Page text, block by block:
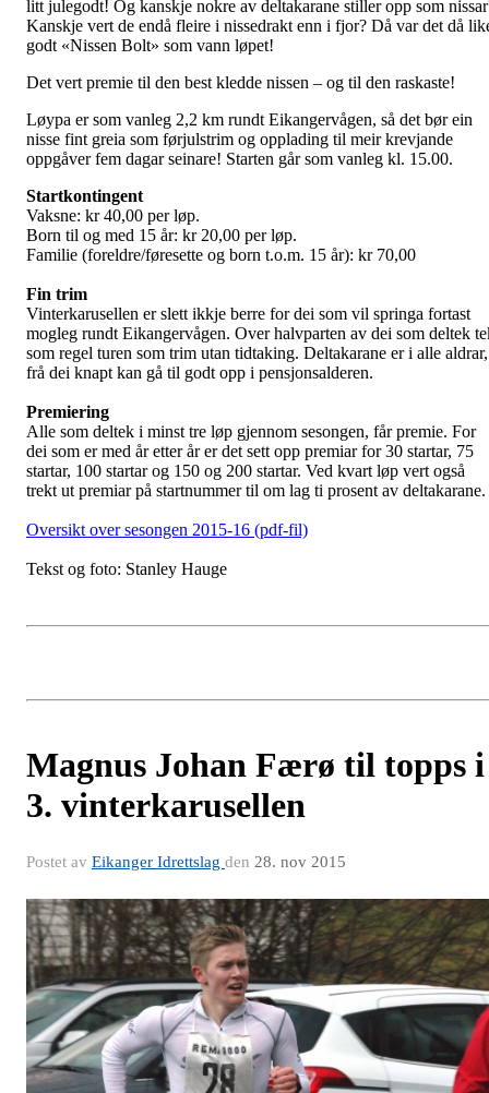
litt julegodt! Og kanskje nokre av deltakarane stiller opp som
Kanskje vert de endå fleire i nissedrakt enn i fjor? Då var det då
godt «Nissen Bolt» som vann løpet!
Det vert premie til den best kledde nissen – og til den raskaste!
Løypa er som vanleg 2,2 km rundt Eikangervågen, så det bør ein
nisse fint greia som førjulstrim og opplading til meir krevjande
oppgåver fem dagar seinare! Starten går som vanleg kl. 15.00.
Startkontingent
Vaksne: kr 40,00 per løp.
Born til og med 15 år: kr 20,00 per løp.
Familie (foreldre/føresette og born t.o.m. 15 år): kr 70,00
Fin trim
Vinterkarusellen er slett ikkje berre for dei som vil springa fortast
mogleg rundt Eikangervågen. Over halvparten av dei som deltek
som regel turen som trim utan tidtaking. Deltakarane er i alle aldrar,
frå dei knapt kan gå til godt opp i pensjonsalderen.
Premiering
Alle som deltek i minst tre løp gjennom sesongen, får premie. For
dei som er med år etter år er det sett opp premiar for 30 startar, 75
startar, 100 startar og 150 og 200 startar. Ved kvart løp vert også
trekt ut premiar på startnummer til om lag ti prosent av deltakarane.
Oversikt over sesongen 2015-16 (pdf-fil)
Tekst og foto: Stanley Hauge
Magnus Johan Færø til topps i
3. vinterkarusellen
Postet av Eikanger Idrettslag den 28. nov 2015